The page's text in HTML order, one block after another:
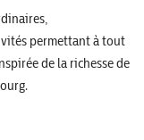
permettant à tout
de la richesse de